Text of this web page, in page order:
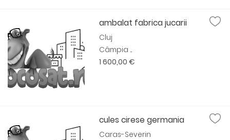
ambalat fabrica jucarii
Cluj
Câmpia ...
1 600,00 €
cules cirese germania
Caras-Severin